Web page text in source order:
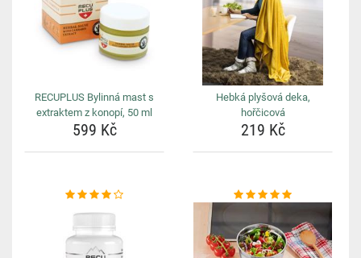
RECUPLUS Bylinná mast s
extraktem z konopí, 50 ml
599 Kč
Hebká plyšová deka,
hořčicová
219 Kč